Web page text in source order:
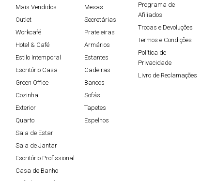
Mais Vendidos
Outlet
Workcafé
Hotel & Café
Estilo Intemporal
Escritório Casa
Green Office
Cozinha
Exterior
Quarto
Sala de Estar
Sala de Jantar
Escritório Profissional
Casa de Banho
Mesas
Secretárias
Prateleiras
Armários
Estantes
Cadeiras
Bancos
Sofás
Tapetes
Espelhos
Programa de
Afiliados
Trocas e Devoluções
Termos e Condições
Política de
Privacidade
Livro de Reclamações